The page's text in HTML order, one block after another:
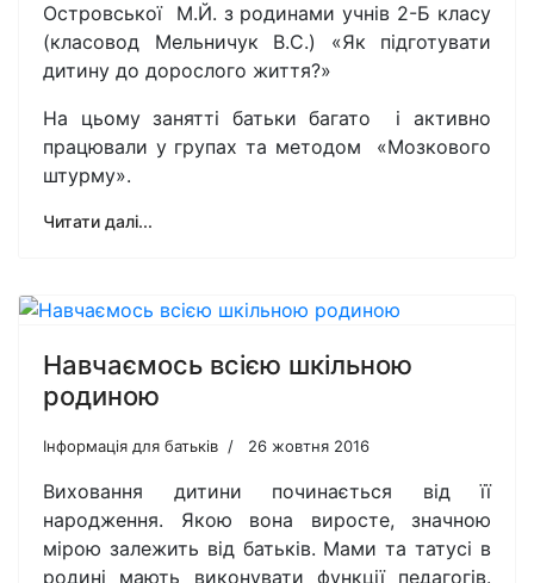
Островської М.Й. з родинами учнів 2-Б класу
(класовод Мельничук В.С.) «Як підготувати
дитину до дорослого життя?»
На цьому занятті батьки багато і активно
працювали у групах та методом «Мозкового
штурму».
Читати далі...
Навчаємось всією шкільною
родиною
Інформація для батьків 26 жовтня 2016
Виховання дитини починається від її
народження. Якою вона виросте, значною
мірою залежить від батьків. Мами та татусі в
родині мають виконувати функції педагогів.